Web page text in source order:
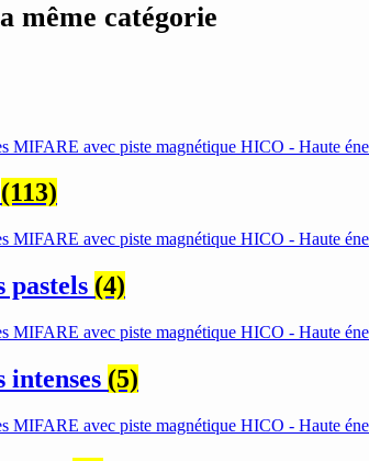
même catégorie
(113)
pastels (4)
intenses (5)